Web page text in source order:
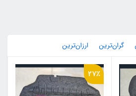
گران‌ترین ارزان‌ترین
27٪